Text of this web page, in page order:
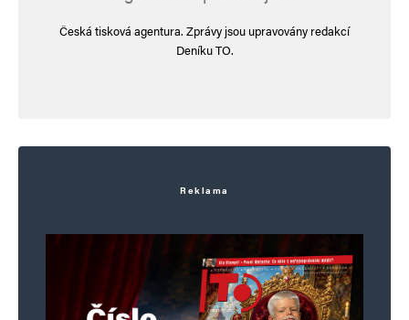
Napsat komentář
Česká tisková agentura. Zprávy jsou upravovány redakcí
Deníku TO.
Reklama